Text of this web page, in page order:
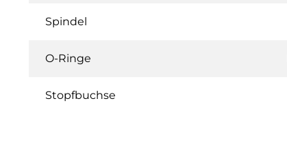
Spindel
O-Ringe
Stopfbuchse